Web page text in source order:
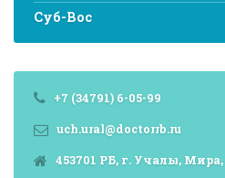
Суб-Вос
+7 (34791) 6-05-99
uch.ural@doctorrb.ru
453701 РБ, г. Учалы, Мира,